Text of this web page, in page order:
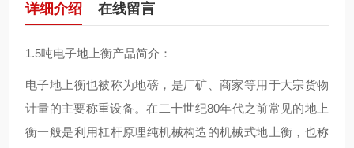
详细介绍 在线留言
1.5吨电子地上衡产品简介：
电子地上衡也被称为地磅，是厂矿、商家等用于大宗货物
计量的主要称重设备。在二十世纪80年代之前常见的地上
衡一般是利用杠杆原理纯机械构造的机械式地上衡，也称